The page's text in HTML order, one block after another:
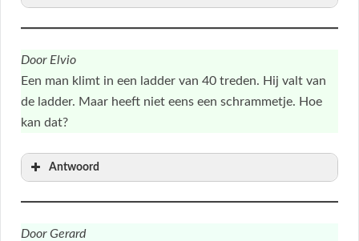
Door Elvio
Een man klimt in een ladder van 40 treden. Hij valt van
de ladder. Maar heeft niet eens een schrammetje. Hoe
kan dat?
Antwoord
Door Gerard